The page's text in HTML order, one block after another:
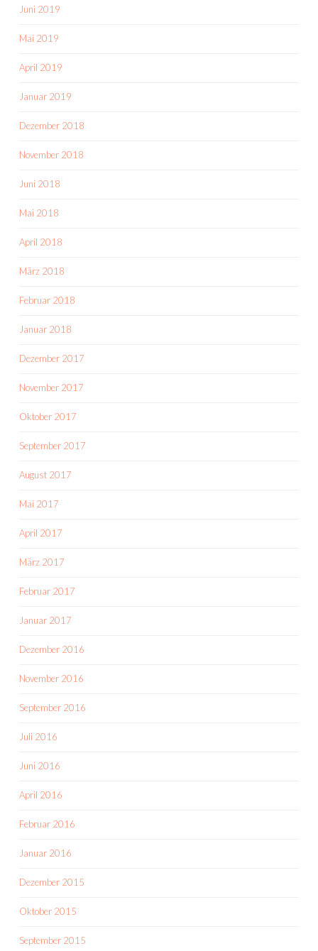
Juni 2019
Mai 2019
April 2019
Januar 2019
Dezember 2018
November 2018
Juni 2018
Mai 2018
April 2018
März 2018
Februar 2018
Januar 2018
Dezember 2017
November 2017
Oktober 2017
September 2017
August 2017
Mai 2017
April 2017
März 2017
Februar 2017
Januar 2017
Dezember 2016
November 2016
September 2016
Juli 2016
Juni 2016
April 2016
Februar 2016
Januar 2016
Dezember 2015
Oktober 2015
September 2015